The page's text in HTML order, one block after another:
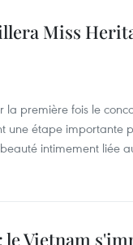
Miss
la première fois le
une étape importante
intimement liée
le Vietnam